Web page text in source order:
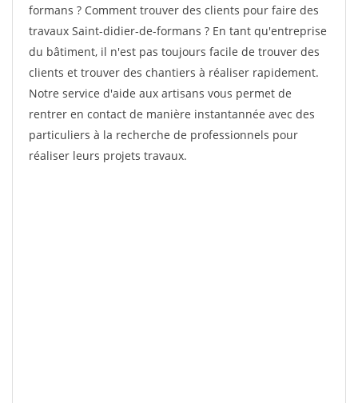
formans ? Comment trouver des clients pour faire des
travaux Saint-didier-de-formans ? En tant qu'entreprise
du bâtiment, il n'est pas toujours facile de trouver des
clients et trouver des chantiers à réaliser rapidement.
Notre service d'aide aux artisans vous permet de
rentrer en contact de manière instantannée avec des
particuliers à la recherche de professionnels pour
réaliser leurs projets travaux.